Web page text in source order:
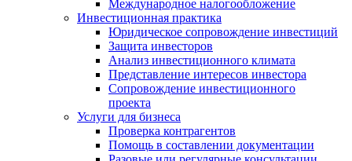
Международное налогообложение
Инвестиционная практика
Юридическое сопровождение инвестиций
Защита инвесторов
Анализ инвестиционного климата
Представление интересов инвестора
Сопровождение инвестиционного
проекта
Услуги для бизнеса
Проверка контрагентов
Помощь в составлении документации